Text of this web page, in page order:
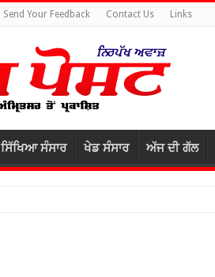
Send Your Feedback Contact Us Links
ਸਿੱਖਿਆ ਸੰਸਾਰ ਖੇਡ ਸੰਸਾਰ ਅੱਜ ਦੀ ਗੱਲ